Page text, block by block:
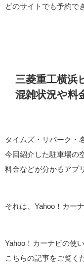
どのサイトでも予約で
三菱重工横浜
混雑状況や料
タイムズ・リパーク・
今回紹介した駐車場の
料金などが分かるアプ
それは、Yahoo！カーナ
Yahoo！カーナビの使
こちらの記事をご覧く